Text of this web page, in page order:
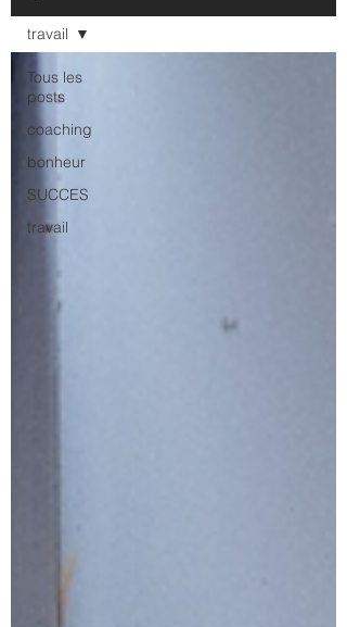
Tous les
posts
coaching
bonheur
SUCCES
travail
travail